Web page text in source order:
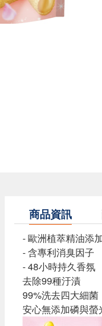
商品資訊
- 歐洲植萃精油添
- 含專利消臭因子
- 48小時持久香氛
去除99種汙漬
99%洗去四大細菌
安心無添加磷與